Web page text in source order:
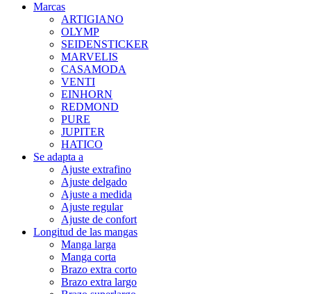
Marcas
ARTIGIANO
OLYMP
SEIDENSTICKER
MARVELIS
CASAMODA
VENTI
EINHORN
REDMOND
PURE
JUPITER
HATICO
Se adapta a
Ajuste extrafino
Ajuste delgado
Ajuste a medida
Ajuste regular
Ajuste de confort
Longitud de las mangas
Manga larga
Manga corta
Brazo extra corto
Brazo extra largo